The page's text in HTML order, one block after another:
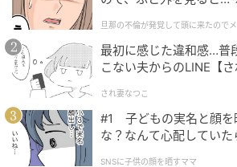
雨は湿気がすごいので、清涼感のあ
触りにこだわっています。このセッ
レーヨンを使用しているので、梅雨
意外と乾くのが早いし、ベトつかな
かも上下で編みが異なるのもポイン
ルゲージで表情があり、セットアッ
ないゆるい感じが気に入っています」
クチャにしてやった
旦那の不倫が発覚して頭に来たので
最初に感じた違和感…普
こない夫からのLINE【さ
され妻なつこ
#1 子どもの実名と顔を
な？なんて心配していた
SNSに子供の顔を晒すママ